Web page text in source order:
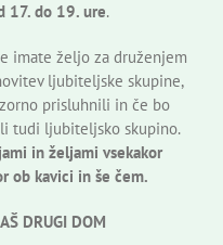
17. do 19. ure.
imate željo za druženjem
ljubiteljske skupine,
prisluhnili in če bo
tudi ljubiteljsko skupino.
in željami vsekakor
ob kavici in še čem.
DRUGI DOM